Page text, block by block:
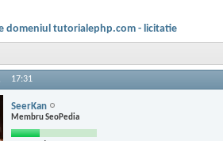
domeniul tutorialephp.com - licitatie
17:31
SeerKan
Membru SeoPedia